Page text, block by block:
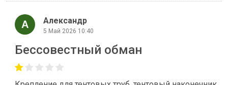
Александр
5 Май 2026 10:40
Бессовестный обман